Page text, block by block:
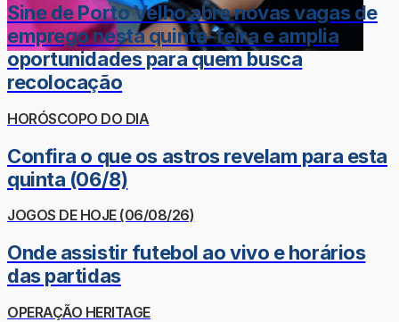
Sine de Porto Velho abre novas vagas de
emprego nesta quinta-feira e amplia
oportunidades para quem busca
recolocação
HORÓSCOPO DO DIA
Confira o que os astros revelam para esta
quinta (06/8)
JOGOS DE HOJE (06/08/26)
Onde assistir futebol ao vivo e horários
das partidas
OPERAÇÃO HERITAGE